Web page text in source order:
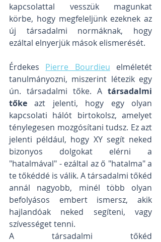
kapcsolattal vesszük magunkat
körbe, hogy megfeleljünk ezeknek az
új társadalmi normáknak, hogy
ezáltal elnyerjük mások elismerését.
Érdekes Pierre Bourdieu elméletét
tanulmányozni, miszerint létezik egy
ún. társadalmi tőke. A társadalmi
tőke azt jelenti, hogy egy olyan
kapcsolati hálót birtokolsz, amelyet
ténylegesen mozgósítani tudsz. Ez azt
jelenti például, hogy XY segít neked
bizonyos dolgokat elérni a
"hatalmával" - ezáltal az ő "hatalma" a
te tőkéddé is válik. A társadalmi tőkéd
annál nagyobb, minél több olyan
befolyásos embert ismersz, akik
hajlandóak neked segíteni, vagy
szívességet tenni.